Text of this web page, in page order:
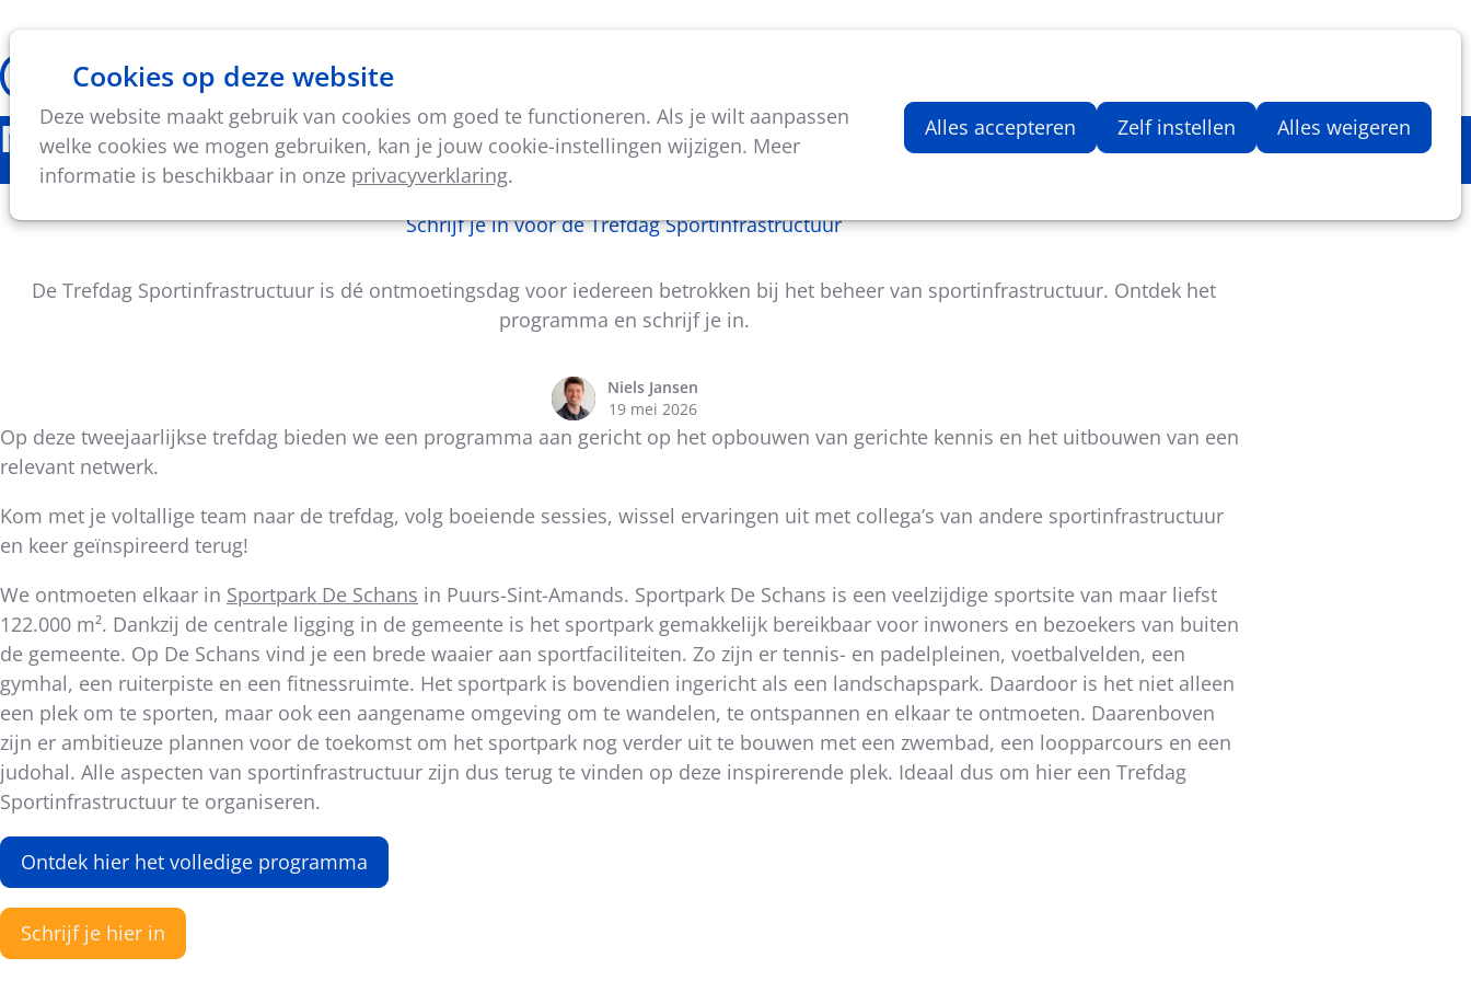
Cookies op deze website
Deze website maakt gebruik van cookies om goed te functioneren. Als je wilt aanpassen
welke cookies we mogen gebruiken, kan je jouw cookie-instellingen wijzigen. Meer
informatie is beschikbaar in onze privacyverklaring.
Alles accepteren Zelf instellen Alles weigeren
Thema's Vorming & activiteiten
Aantal artikelen in
Nieuws
Schrijf je in voor de Trefdag Sportinfrastructuur
De Trefdag Sportinfrastructuur is dé ontmoetingsdag voor iedereen betrokken bij het beheer van sportinfrastructuur. Ontdek het
programma en schrijf je in.
Niels Jansen
19 mei 2026
Op deze tweejaarlijkse trefdag bieden we een programma aan gericht op het opbouwen van gerichte kennis en het uitbouwen van een
relevant netwerk.
Kom met je voltallige team naar de trefdag, volg boeiende sessies, wissel ervaringen uit met collega’s van andere sportinfrastructuur
en keer geïnspireerd terug!
We ontmoeten elkaar in Sportpark De Schans in Puurs-Sint-Amands. Sportpark De Schans is een veelzijdige sportsite van maar liefst
122.000 m². Dankzij de centrale ligging in de gemeente is het sportpark gemakkelijk bereikbaar voor inwoners en bezoekers van buiten
de gemeente. Op De Schans vind je een brede waaier aan sportfaciliteiten. Zo zijn er tennis- en padelpleinen, voetbalvelden, een
gymhal, een ruiterpiste en een fitnessruimte. Het sportpark is bovendien ingericht als een landschapspark. Daardoor is het niet alleen
een plek om te sporten, maar ook een aangename omgeving om te wandelen, te ontspannen en elkaar te ontmoeten. Daarenboven
zijn er ambitieuze plannen voor de toekomst om het sportpark nog verder uit te bouwen met een zwembad, een loopparcours en een
judohal. Alle aspecten van sportinfrastructuur zijn dus terug te vinden op deze inspirerende plek. Ideaal dus om hier een Trefdag
Sportinfrastructuur te organiseren.
Ontdek hier het volledige programma
Schrijf je hier in
Deel
dit
bericht